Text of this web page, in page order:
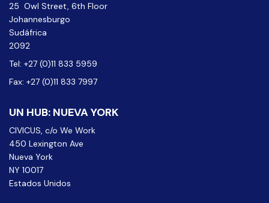
25 Owl Street, 6th Floor
Johannesburgo
Sudáfrica
2092
Tel: +27 (0)11 833 5959
Fax: +27 (0)11 833 7997
UN HUB: NUEVA YORK
CIVICUS, c/o We Work
450 Lexington Ave
Nueva York
NY 10017
Estados Unidos